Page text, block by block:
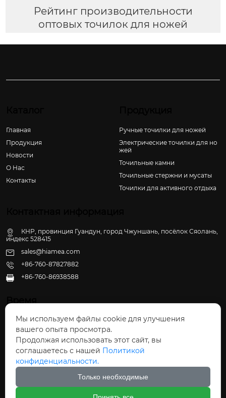
Рейтинг производительности
оптовых точилок для ножей
Главная
Продукция
Новости
О Hас
Контакты
Ручные точилки для ножей
Электрические точилки для но
жей
Точильные камни
Точильные стержни и мусаты
Точилки для активного отдыха
КНР, провинция Гуандун, город Чжуншань, посёлок Сяолань,
индекс 528415
sales@hiamea.com
+86-760-87827882
 +86-760-86938588
Время
Пн - Пт: 09:30 - 22:00
Сб - Вс: 10:00 - 22:30
Авторское право©ООО Чжуншань Хайвэй
Мы используем файлы cookie для улучшения
вашего опыта просмотра.
Продолжая использовать этот сайт, вы
соглашаетесь с нашей Политикой
конфиденциальности.
Только необходимые